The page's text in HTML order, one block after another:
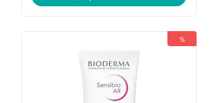
initial
était :
275 Dhs.
actuel
est :
250 Dhs.
%